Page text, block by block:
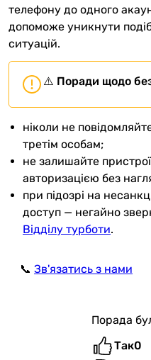
телефону до одного
допоможе уникнути
ситуацій.
⚠️ Поради щодо
ніколи не
третім особам;
не залишайте
авторизацією без
при підозрі на
доступ — негайно
Відділу турботи.
📞 Зв'язатись з нами
Порада
Так0